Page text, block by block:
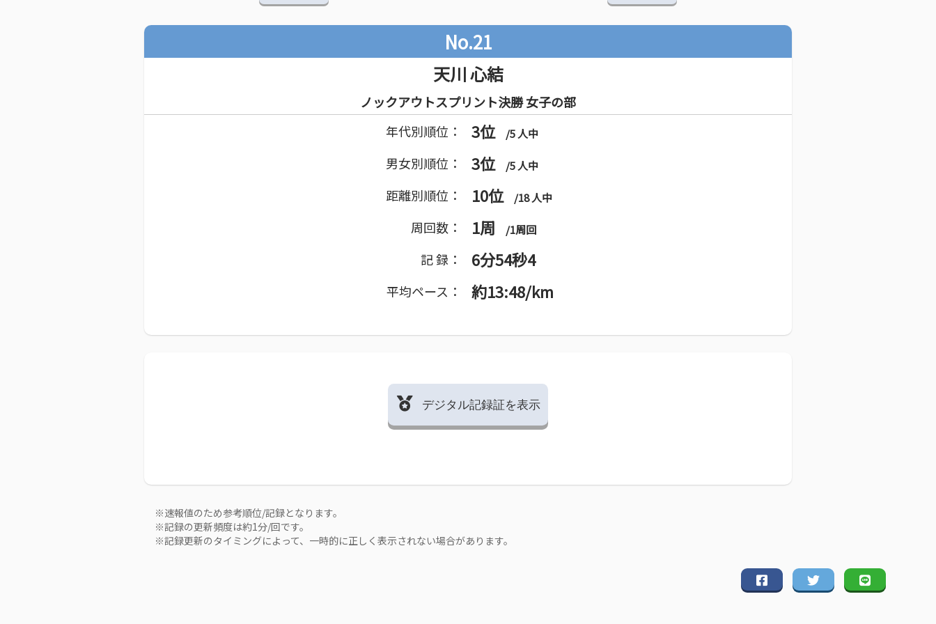
No.21
天川 心結
ノックアウトスプリント決勝 女子の部
年代別順位：
3位 /5 人中
男女別順位： 3位 /5 人中
距離別順位： 10位 /18 人中
周回数： 1周 /1周回
記 録： 6分54秒4
平均ペース： 約13:48/km
デジタル記録証を表示
※速報値のため参考順位/記録となります。
※記録の更新頻度は約1分/回です。
※記録更新のタイミングによって、一時的に正しく表示されない場合があります。